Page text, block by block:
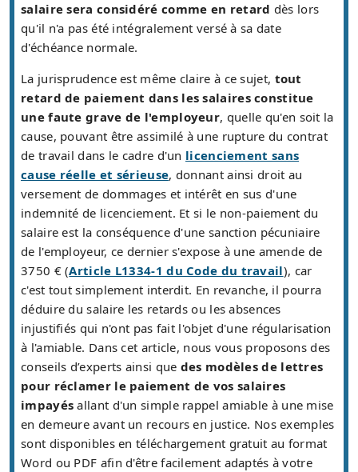
salaire sera considéré comme en retard dès lors
qu'il n'a pas été intégralement versé à sa date
d'échéance normale.
La jurisprudence est même claire à ce sujet, tout
retard de paiement dans les salaires constitue
une faute grave de l'employeur, quelle qu'en soit la
cause, pouvant être assimilé à une rupture du contrat
de travail dans le cadre d'un licenciement sans
cause réelle et sérieuse, donnant ainsi droit au
versement de dommages et intérêt en sus d'une
indemnité de licenciement. Et si le non-paiement du
salaire est la conséquence d'une sanction pécuniaire
de l'employeur, ce dernier s'expose à une amende de
3750 € (Article L1334-1 du Code du travail), car
c'est tout simplement interdit. En revanche, il pourra
déduire du salaire les retards ou les absences
injustifiés qui n'ont pas fait l'objet d'une régularisation
à l'amiable. Dans cet article, nous vous proposons des
conseils d’experts ainsi que des modèles de lettres
pour réclamer le paiement de vos salaires
impayés allant d'un simple rappel amiable à une mise
en demeure avant un recours en justice. Nos exemples
sont disponibles en téléchargement gratuit au format
Word ou PDF afin d'être facilement adaptés à votre